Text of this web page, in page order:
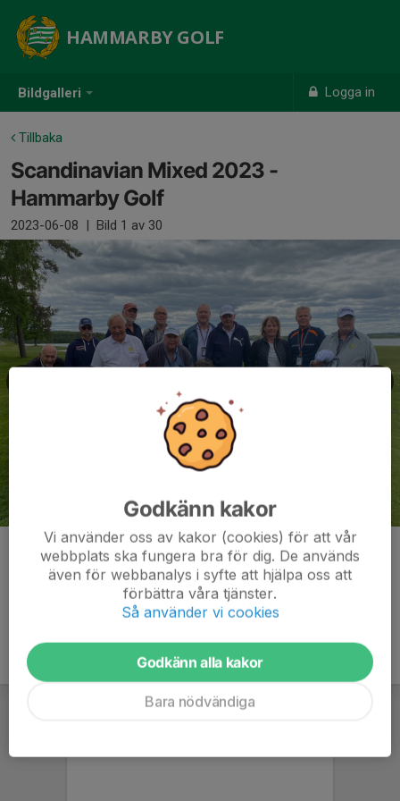
Bildgalleri Logga in
HAMMARBY GOLF
Tillbaka
Scandinavian Mixed 2023 -
Hammarby Golf
2023-06-08 | Bild 1 av 30
Kommentarer
Godkänn kakor
Vi använder oss av kakor (cookies) för att vår
webbplats ska fungera bra för dig. De används
även för webbanalys i syfte att hjälpa oss att
förbättra våra tjänster.
Så använder vi cookies
Godkänn alla kakor
Bara nödvändiga